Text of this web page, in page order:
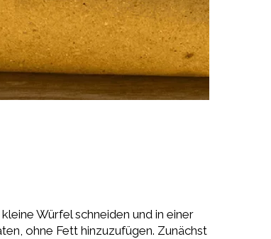
Würfel schneiden und in einer
ohne Fett hinzuzufügen. Zunächst